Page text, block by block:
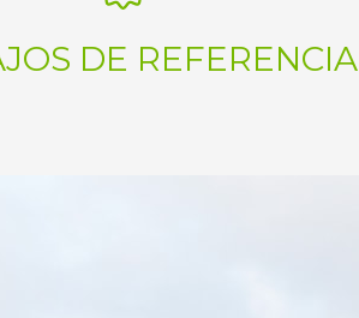
DE REFERENCIA